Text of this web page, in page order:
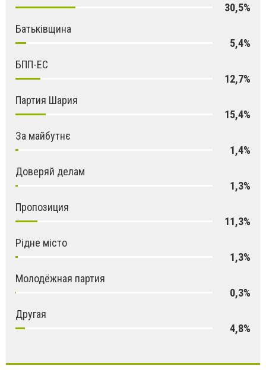
30,5%
Батьківщина
5,4%
БПП-ЕС
12,7%
Партия Шария
15,4%
За майбутнє
1,4%
Доверяй делам
1,3%
Пропозиция
11,3%
Рідне місто
1,3%
Молодёжная партия
0,3%
Другая
4,8%